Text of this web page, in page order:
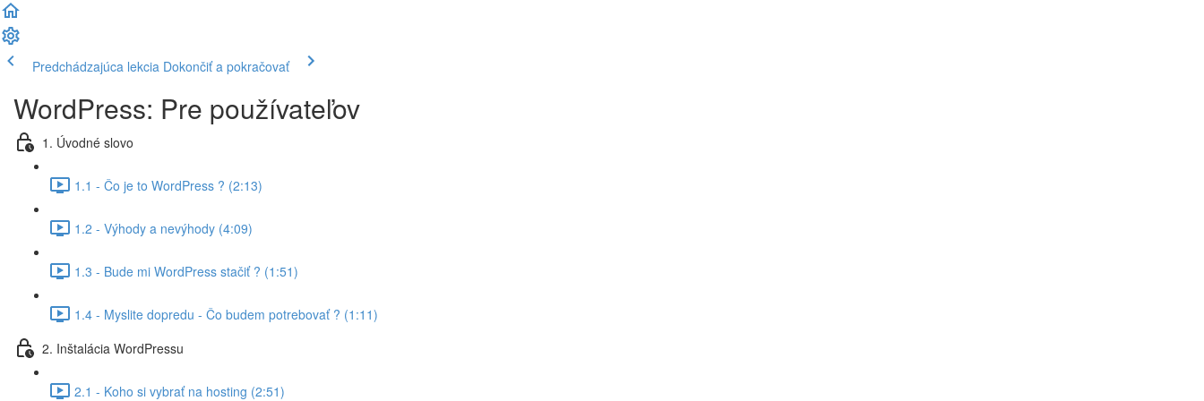
Predchádzajúca lekcia Dokončiť a pokračovať
WordPress: Pre používateľov
1. Úvodné slovo
1.1 - Čo je to WordPress ? (2:13)
1.2 - Výhody a nevýhody (4:09)
1.3 - Bude mi WordPress stačiť ? (1:51)
1.4 - Myslite dopredu - Čo budem potrebovať ? (1:11)
2. Inštalácia WordPressu
2.1 - Koho si vybrať na hosting (2:51)